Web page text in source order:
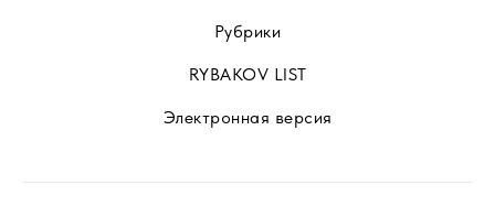
Рубрики
RYBAKOV LIST
Электронная версия